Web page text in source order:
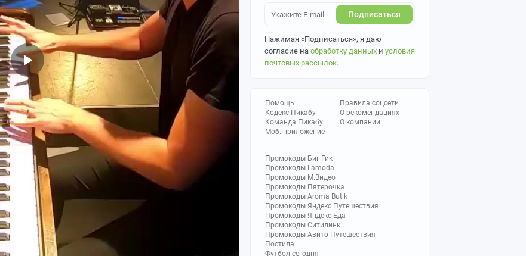
Подписаться
Нажимая «Подписаться», я даю
согласие на обработку данных и условия
почтовых рассылок.
Помощь
Кодекс Пикабу
Команда Пикабу
Моб. приложение
Правила соцсети
О рекомендациях
О компании
Промокоды Биг Гик
Промокоды Lamoda
Промокоды М.Видео
Промокоды Пятерочка
Промокоды Aroma Butik
Промокоды Яндекс Путешествия
Промокоды Яндекс Еда
Промокоды Ситилинк
Промокоды Авито Путешествия
Постила
Футбол сегодня